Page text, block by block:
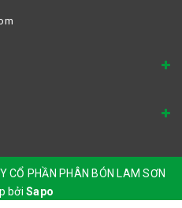
PHẦN PHÂN BÓN LAM SƠN
bởiSapo